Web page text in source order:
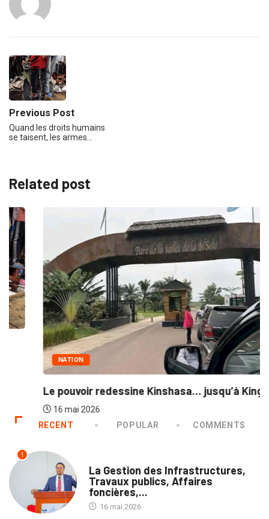
Previous Post
Quand les droits humains
se taisent, les armes…
Related post
NATION
Le pouvoir redessine Kinshasa… jusqu’à Kingakati
16 mai 2026
RECENT
POPULAR COMMENTS
1
La Gestion des Infrastructures,
Travaux publics, Affaires
foncières,...
16 mai 2026